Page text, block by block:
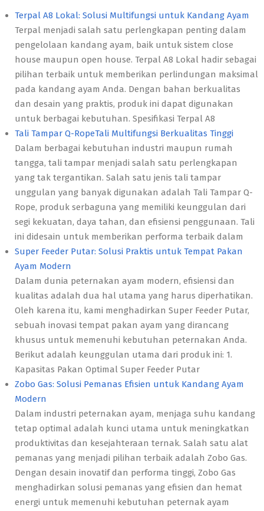
Terpal A8 Lokal: Solusi Multifungsi untuk Kandang Ayam
Terpal menjadi salah satu perlengkapan penting dalam
pengelolaan kandang ayam, baik untuk sistem close
house maupun open house. Terpal A8 Lokal hadir sebagai
pilihan terbaik untuk memberikan perlindungan maksimal
pada kandang ayam Anda. Dengan bahan berkualitas
dan desain yang praktis, produk ini dapat digunakan
untuk berbagai kebutuhan. Spesifikasi Terpal A8
Tali Tampar Q-RopeTali Multifungsi Berkualitas Tinggi
Dalam berbagai kebutuhan industri maupun rumah
tangga, tali tampar menjadi salah satu perlengkapan
yang tak tergantikan. Salah satu jenis tali tampar
unggulan yang banyak digunakan adalah Tali Tampar Q-
Rope, produk serbaguna yang memiliki keunggulan dari
segi kekuatan, daya tahan, dan efisiensi penggunaan. Tali
ini didesain untuk memberikan performa terbaik dalam
Super Feeder Putar: Solusi Praktis untuk Tempat Pakan
Ayam Modern
Dalam dunia peternakan ayam modern, efisiensi dan
kualitas adalah dua hal utama yang harus diperhatikan.
Oleh karena itu, kami menghadirkan Super Feeder Putar,
sebuah inovasi tempat pakan ayam yang dirancang
khusus untuk memenuhi kebutuhan peternakan Anda.
Berikut adalah keunggulan utama dari produk ini: 1.
Kapasitas Pakan Optimal Super Feeder Putar
Zobo Gas: Solusi Pemanas Efisien untuk Kandang Ayam
Modern
Dalam industri peternakan ayam, menjaga suhu kandang
tetap optimal adalah kunci utama untuk meningkatkan
produktivitas dan kesejahteraan ternak. Salah satu alat
pemanas yang menjadi pilihan terbaik adalah Zobo Gas.
Dengan desain inovatif dan performa tinggi, Zobo Gas
menghadirkan solusi pemanas yang efisien dan hemat
energi untuk memenuhi kebutuhan peternak ayam